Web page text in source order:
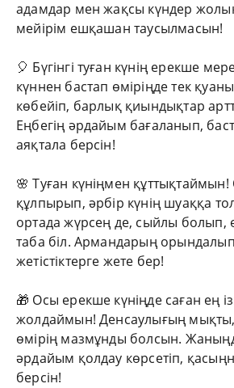
адамдар мен жақсы күндер
мейірім ешқашан таусылмасын!
🎈 Бүгінгі туған күнің ерекше
күннен бастап өміріңде тек
көбейіп, барлық қиындықтар
Еңбегің әрдайым бағаланып,
аяқтала берсін!
🌸 Туған күніңмен құттықтаймын!
құлпырып, әрбір күнің шуаққа
ортада жүрсең де, сыйлы болып,
таба біл. Армандарың
жетістіктерге жете бер!
🎁 Осы ерекше күніңде саған ең
жолдаймын! Денсаулығың
өмірің мазмұнды болсын.
әрдайым қолдау көрсетіп,
берсін!